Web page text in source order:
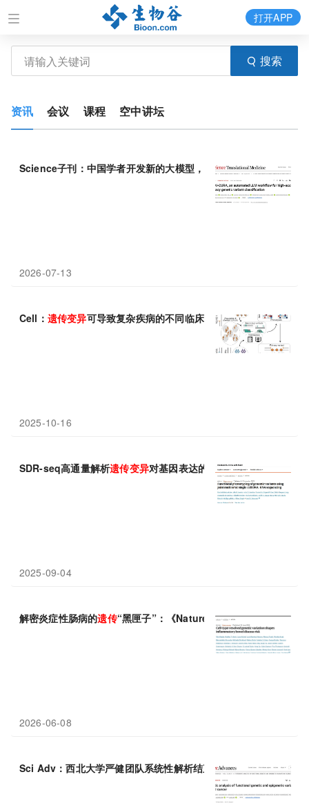
搜索
打开APP
资讯 会议 课程 空中讲坛
Science子刊：中国学者开发新的大模型，自动化搞定遗传变异
2026-07-13
Cell： 遗传变异可导致复杂疾病的不同临床特征
2025-10-16
SDR-seq高通量解析遗传变异对基因表达的精细调控
2025-09-04
解密炎症性肠病的遗传“黑匣子”：《Nature》绘制从风险变异到致
2026-06-08
Sci Adv：西北大学严健团队系统性解析结直肠癌非编码变异与表